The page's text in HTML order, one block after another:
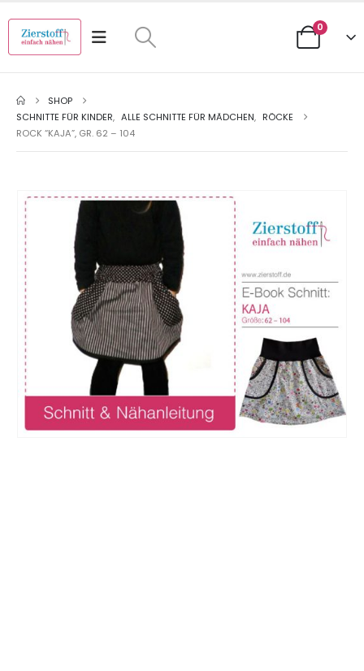
0
SHOP
SCHNITTE FÜR KINDER, ALLE SCHNITTE FÜR MÄDCHEN, RÖCKE
ROCK “KAJA”, GR. 62 – 104